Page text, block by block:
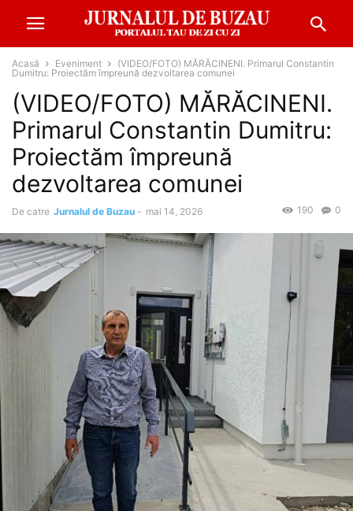
Acasă Eveniment
(VIDEO/FOTO) MĂRĂCINENI. Primarul Constantin
Dumitru: Proiectăm împreună dezvoltarea comunei
(VIDEO/FOTO) MĂRĂCINENI.
Primarul Constantin Dumitru:
Proiectăm împreună
dezvoltarea comunei
De catre Jurnalul de Buzau - mai 14, 2026 0
190